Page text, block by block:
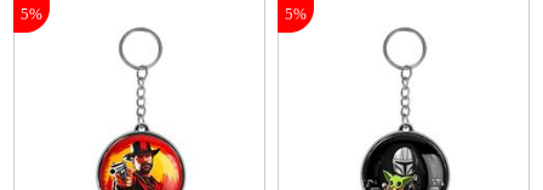
5%
5%